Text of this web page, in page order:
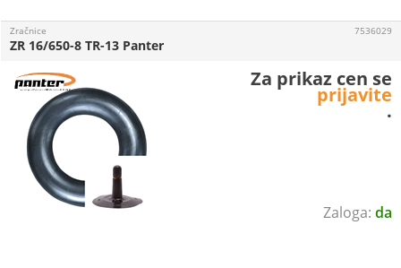
da
Zračnice
ZR 16/650-8 TR-13 Panter
7536029
Za prikaz cen se
prijavite
.